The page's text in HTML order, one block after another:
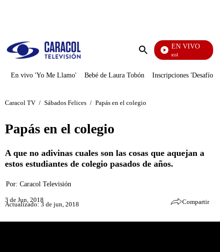
Enviar
EN VIVO
Noticias Caracol
En vivo 'Yo Me Llamo' Bebé de Laura Tobón Inscripciones 'Desafío'
Caracol TV / Sábados Felices / Papás en el colegio
Papás en el colegio
A que no adivinas cuales son las cosas que aquejan a
estos estudiantes de colegio pasados de años.
Por: Caracol Televisión
3 de Jun, 2018
Actualizado: 3 de jun, 2018 Compartir